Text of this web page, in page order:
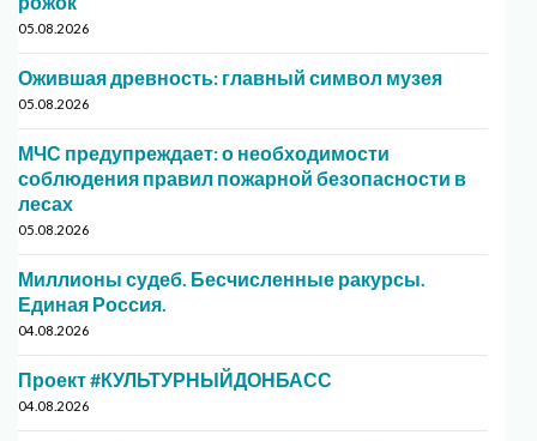
05.08.2026
Ожившая древность: главный символ музея
05.08.2026
МЧС предупреждает: о необходимости
соблюдения правил пожарной безопасности в
лесах
05.08.2026
Миллионы судеб. Бесчисленные ракурсы.
Единая Россия.
04.08.2026
Проект #КУЛЬТУРНЫЙДОНБАСС
04.08.2026